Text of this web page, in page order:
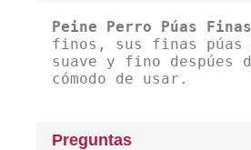
Peine Perro Púas Finas
finos, sus finas púas
suave y fino despúes
cómodo de usar.
Preguntas